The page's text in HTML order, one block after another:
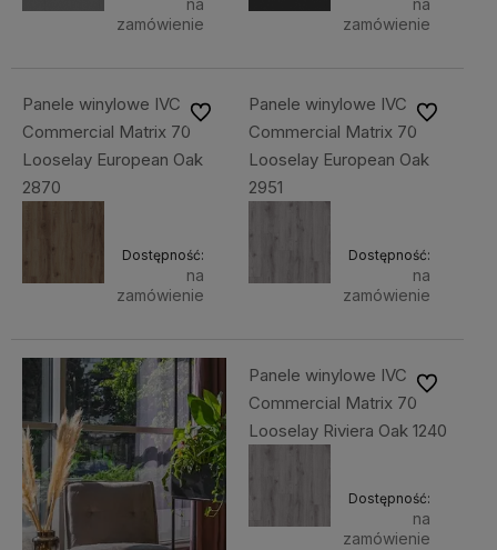
zamówienie
zamówienie
Panele winylowe IVC
Commercial Matrix 70
Looselay European Oak
2870
Dostępność:
na
zamówienie
Do ulubionychPanele winylowe IVC
Commercial Matrix 70
Looselay European Oak
2951
Dostępność:
na
zamówienie
Do
Panele winylowe IVC
Commercial Matrix 70
Looselay Riviera Oak 1240
Dostępność:
na
zamówienie
Do